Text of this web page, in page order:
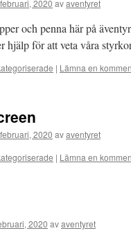
2020 avaventyret
och penna här på
hjälp för att veta våra
| Lämna en
2020 avaventyret
| Lämna en
2020 avaventyret